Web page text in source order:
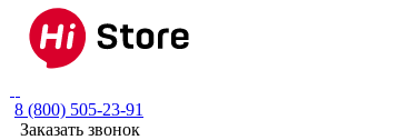
8 (800) 505-23-91
Заказать звонок